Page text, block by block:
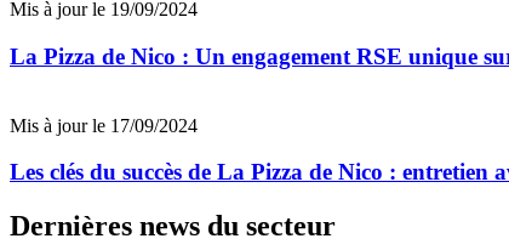
Mis à jour le 19/09/2024
La Pizza de Nico : Un engagement RSE unique
Mis à jour le 17/09/2024
Les clés du succès de La Pizza de Nico : entretien
Dernières news du secteur